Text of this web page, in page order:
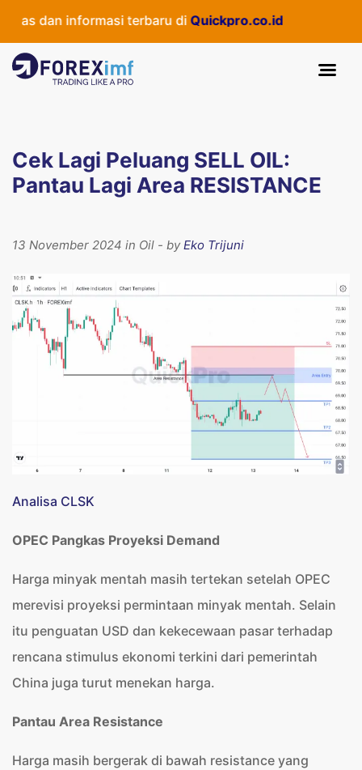
dan informasi terbaru di Quickpro.co.id
Cek Lagi Peluang SELL OIL:
Pantau Lagi Area RESISTANCE
13 November 2024 in Oil - byEko Trijuni
Analisa CLSK
OPEC Pangkas Proyeksi Demand
Harga minyak mentah masih tertekan setelah OPEC
merevisi proyeksi permintaan minyak mentah. Selain
itu penguatan USD dan kekecewaan pasar terhadap
rencana stimulus ekonomi terkini dari pemerintah
China juga turut menekan harga.
Pantau Area Resistance
Harga masih bergerak di bawah resistance yang